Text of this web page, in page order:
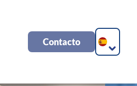
Contacto